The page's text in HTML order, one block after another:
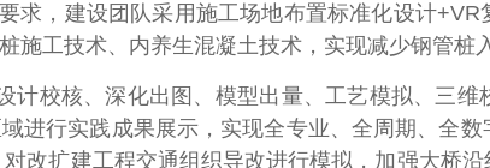
求，建设团队采用施工场地布置标准化设计
施工技术、内养生混凝土技术，实现减少钢管桩
计校核、深化出图、模型出量、工艺模拟、三
进行实践成果展示，实现全专业、全周期、全
改扩建工程交通组织导改进行模拟，加强大桥